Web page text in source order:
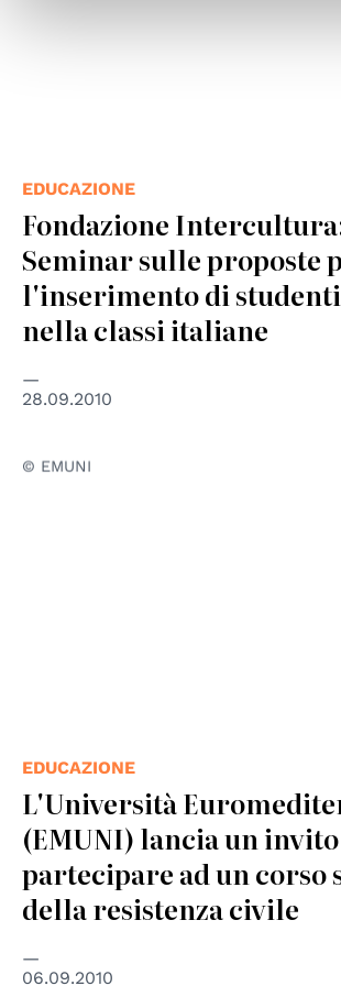
EDUCAZIONE
Fondazione
Seminar sulle proposte
l'inserimento di
nella classi italiane
28.09.2010
© EMUNI
EDUCAZIONE
L'Università
(EMUNI) lancia un
partecipare ad un corso
della resistenza civile
06.09.2010